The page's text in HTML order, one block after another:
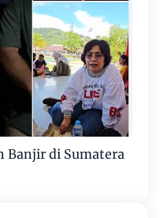
Banjir di Sumatera